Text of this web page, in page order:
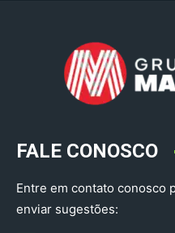
FALE CONOSCO
Entre em contato conosco
enviar sugestões: